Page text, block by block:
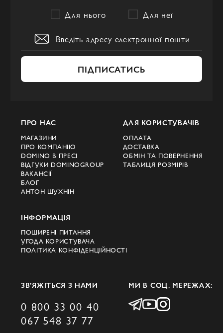
Для нього Для неї
ПІДПИСАТИСЬ
ПРО НАС
МАГАЗИНИ
ПРО КОМПАНІЮ
DOMINO В ПРЕСІ
ВІДГУКИ DOMINOGROUP
ВАКАНСІЇ
БЛОГ
АНТОН ШУХНІН
ДЛЯ КОРИСТУВАЧІВ
ОПЛАТА
ДОСТАВКА
ОБМІН ТА ПОВЕРНЕННЯ
ТАБЛИЦЯ РОЗМІРІВ
ІНФОРМАЦІЯ
ПОШИРЕНІ ПИТАННЯ
УГОДА КОРИСТУВАЧА
ПОЛІТИКА КОНФІДЕНЦІЙНОСТІ
ЗВ’ЯЖІТЬСЯ З НАМИ
0 800 33 00 40
067 548 37 77
МИ В СОЦ. МЕРЕЖАХ: